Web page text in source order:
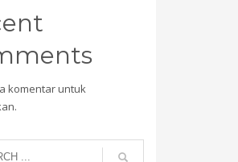
komentar untuk